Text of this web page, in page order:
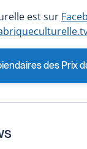
est sur
des Prix